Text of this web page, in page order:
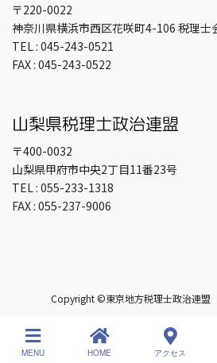
〒220-0022
神奈川県横浜市西区花咲町4-106 税理士
TEL : 045-243-0521
FAX : 045-243-0522
〒400-0032
山梨県甲府市中央2丁目11番23号
TEL : 055-233-1318
FAX : 055-237-9006
Copyright ©東京地方税理士政治連盟
MENU HOME アクセス